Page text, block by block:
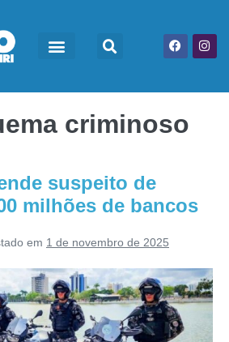
criminoso
suspeito de
milhões de bancos
em 1 de novembro de 2025